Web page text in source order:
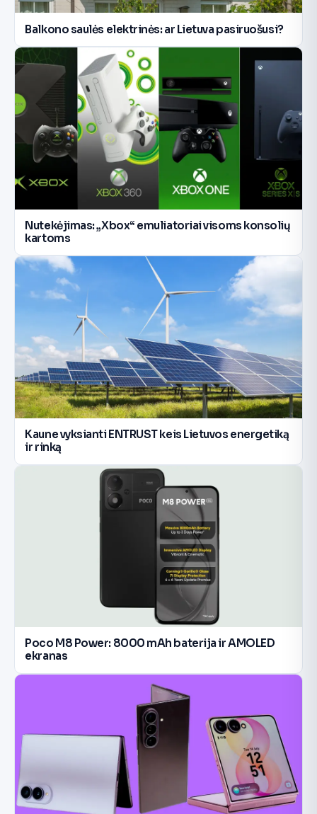
Balkono saulės elektrinės: ar Lietuva pasiruošusi?
Nutekėjimas: „Xbox“ emuliatoriai visoms konsolių
kartoms
Kaune vyksianti ENTRUST keis Lietuvos energetiką
ir rinką
Poco M8 Power: 8000 mAh baterija ir AMOLED
ekranas